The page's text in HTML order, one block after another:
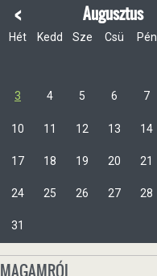
< Augusztus
Hét Kedd Sze Csü Pén
3 4 5 6 7
10 11 12 13 14
17 18 19 20 21
24 25 26 27 28
31
MAGAMRÓL